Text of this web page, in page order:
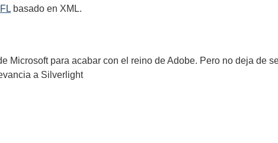
basado en XML.
Microsoft para acabar con el reino de Adobe. Pero no deja de
a Silverlight